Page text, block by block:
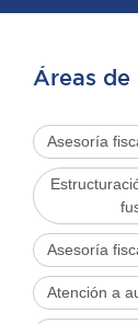
Áreas de
Asesoría
Asesoría
Atención a